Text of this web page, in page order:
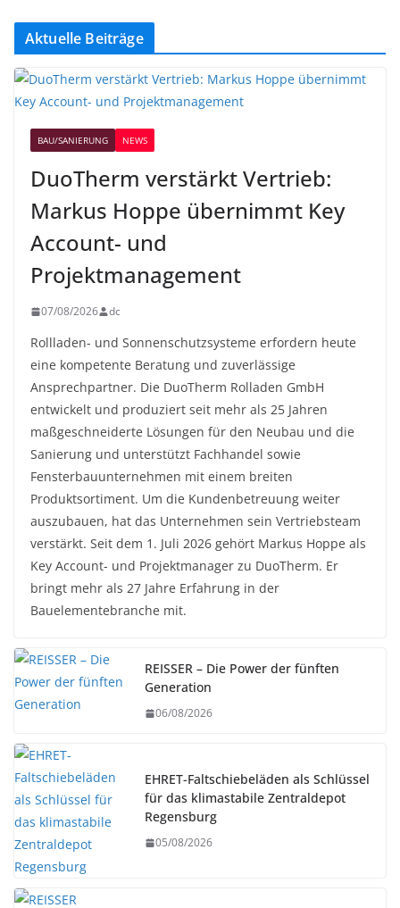
Aktuelle Beiträge
BAU/SANIERUNG NEWS
DuoTherm verstärkt Vertrieb:
Markus Hoppe übernimmt Key
Account- und
Projektmanagement
07/08/2026 dc
Rollladen- und Sonnenschutzsysteme erfordern heute
eine kompetente Beratung und zuverlässige
Ansprechpartner. Die DuoTherm Rolladen GmbH
entwickelt und produziert seit mehr als 25 Jahren
maßgeschneiderte Lösungen für den Neubau und die
Sanierung und unterstützt Fachhandel sowie
Fensterbauunternehmen mit einem breiten
Produktsortiment. Um die Kundenbetreuung weiter
auszubauen, hat das Unternehmen sein Vertriebsteam
verstärkt. Seit dem 1. Juli 2026 gehört Markus Hoppe als
Key Account- und Projektmanager zu DuoTherm. Er
bringt mehr als 27 Jahre Erfahrung in der
Bauelementebranche mit.
REISSER – Die Power der fünften
Generation
06/08/2026
EHRET-Faltschiebeläden als Schlüssel
für das klimastabile Zentraldepot
Regensburg
05/08/2026